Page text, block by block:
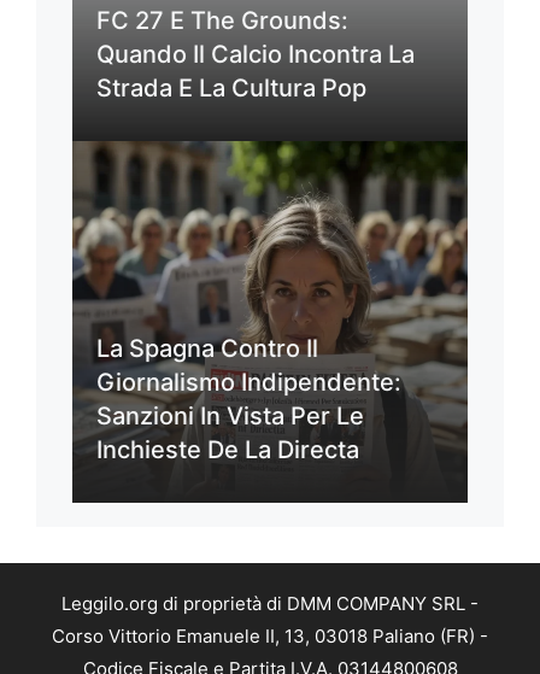
FC 27 E The Grounds:
Quando Il Calcio Incontra La
Strada E La Cultura Pop
La Spagna Contro Il
Giornalismo Indipendente:
Sanzioni In Vista Per Le
Inchieste De La Directa
Leggilo.org di proprietà di DMM COMPANY SRL -
Corso Vittorio Emanuele II, 13, 03018 Paliano (FR) -
Codice Fiscale e Partita I.V.A. 03144800608